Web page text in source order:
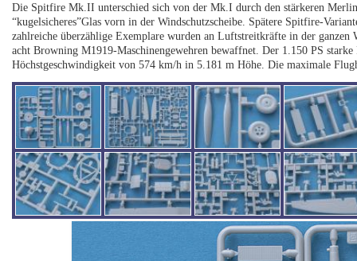
Die Spitfire Mk.II unterschied sich von der Mk.I durch den stärkeren
“kugelsicheres”Glas vorn in der Windschutzscheibe. Spätere Spitfire-
zahlreiche überzählige Exemplare wurden an Luftstreitkräfte in der
acht Browning M1919-Maschinengewehren bewaffnet. Der 1.150 PS
Höchstgeschwindigkeit von 574 km/h in 5.181 m Höhe. Die maximale